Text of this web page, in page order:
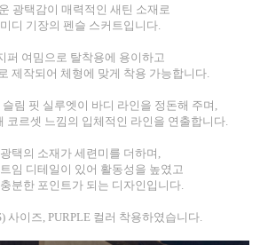
광택감이 매력적인 새틴 소재로
디 기장의 펜슬 스커트입니다.
퍼 여밈으로 탈착용에 용이하고
제작되어 체형에 맞게 착용 가능합니다.
림 핏 실루엣이 바디 라인을 정돈해 주며,
코르셋 느낌의 입체적인 라인을 연출합니다.
택의 소재가 세련미를 더하며,
임 디테일이 있어 활동성을 높였고
분한 포인트가 되는 디자인입니다.
사이즈, PURPLE 컬러 착용하였습니다.